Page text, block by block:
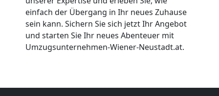
einfach der Übergang in Ihr neues Zuhause
sein kann. Sichern Sie sich jetzt Ihr Angebot
und starten Sie Ihr neues Abenteuer mit
Umzugsunternehmen-Wiener-Neustadt.at.
Neustadt
Umzug
für